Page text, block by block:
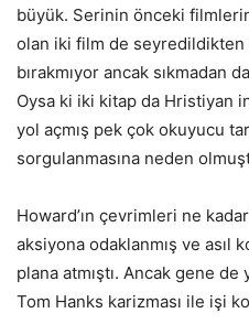
büyük. Serinin önceki
olan iki film de
bırakmıyor ancak sıkmadan
Oysa ki iki kitap da Hristiyan
yol açmış pek çok okuyucu
sorgulanmasına neden
Howard’ın çevrimleri ne
aksiyona odaklanmış ve asıl
plana atmıştı. Ancak gene de
Tom Hanks karizması ile işi